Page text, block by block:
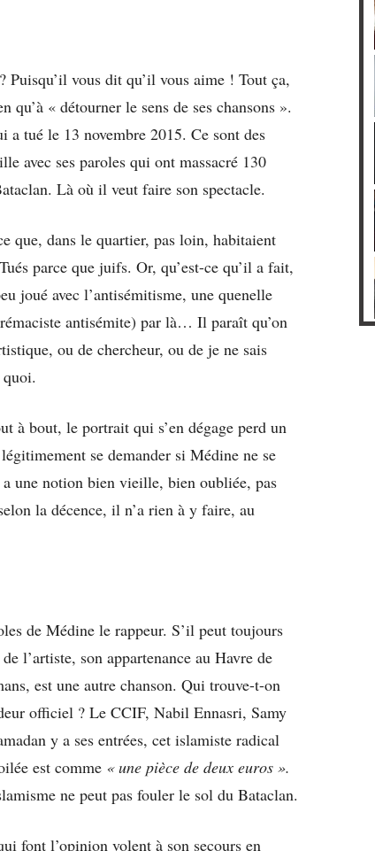
vous dit qu’il vous aime ! Tout ça,
qu’à « détourner le sens de ses chansons ».
a tué le 13 novembre 2015. Ce sont des
avec ses paroles qui ont massacré 130
Là où il veut faire son spectacle.
que, dans le quartier, pas loin, habitaient
parce que juifs. Or, qu’est-ce qu’il a fait,
joué avec l’antisémitisme, une quenelle
antisémite) par là… Il paraît qu’on
ou de chercheur, ou de je ne sais
à bout, le portrait qui s’en dégage perd un
se demander si Médine ne se
une notion bien vieille, bien oubliée, pas
la décence, il n’a rien à y faire, au
de Médine le rappeur. S’il peut toujours
l’artiste, son appartenance au Havre de
est une autre chanson. Qui trouve-t-on
officiel ? Le CCIF, Nabil Ennasri, Samy
y a ses entrées, cet islamiste radical
est comme « une pièce de deux euros ».
ne peut pas fouler le sol du Bataclan.
font l’opinion volent à son secours en